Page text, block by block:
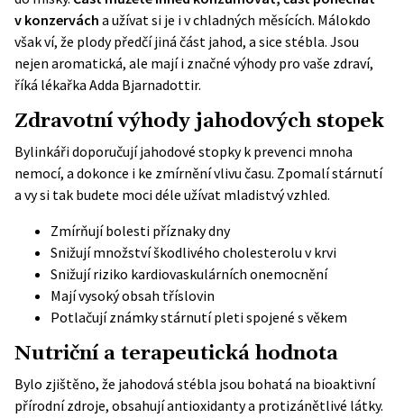
v konzervách a užívat si je i v chladných měsících. Málokdo
však ví, že plody předčí jiná část jahod, a sice stébla. Jsou
nejen aromatická, ale mají i značné výhody pro vaše zdraví,
říká lékařka Adda Bjarnadottir.
Zdravotní výhody jahodových stopek
Bylinkáři doporučují jahodové stopky k prevenci mnoha
nemocí, a dokonce i ke zmírnění vlivu času. Zpomalí stárnutí
a vy si tak budete moci déle užívat mladistvý vzhled.
Zmírňují bolesti příznaky dny
Snižují množství škodlivého cholesterolu v krvi
Snižují riziko kardiovaskulárních onemocnění
Mají vysoký obsah tříslovin
Potlačují známky stárnutí pleti spojené s věkem
Nutriční a terapeutická hodnota
Bylo zjištěno, že jahodová stébla jsou bohatá na bioaktivní
přírodní zdroje, obsahují antioxidanty a protizánětlivé látky.